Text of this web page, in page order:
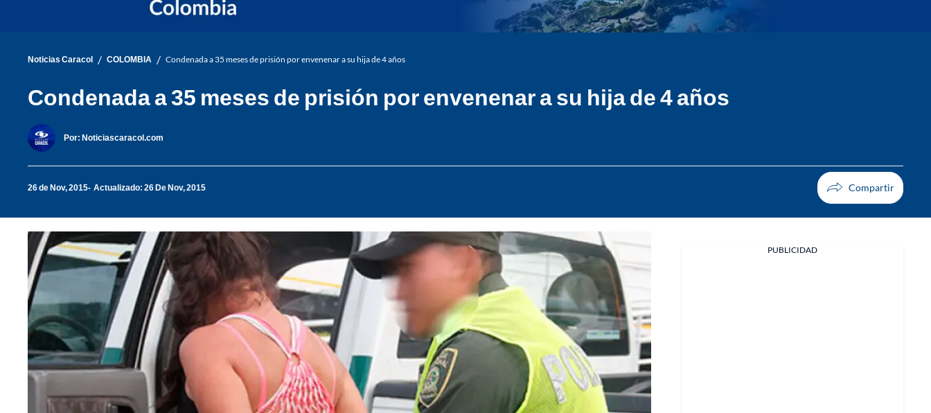
Noticias Caracol / COLOMBIA / Condenada a 35 meses de prisión por envenenar a su hija de 4 años
Condenada a 35 meses de prisión por envenenar a su hija de 4 años
Por: Noticiascaracol.com
26 de Nov, 2015 Actualizado: 26 De Nov, 2015
PUBLICIDAD